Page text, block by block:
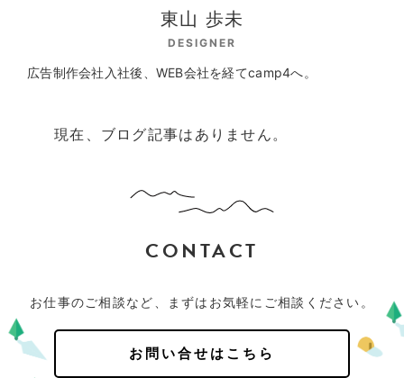
東山 歩未
DESIGNER
広告制作会社入社後、WEB会社を経てcamp4へ。
現在、ブログ記事はありません。
CONTACT
お仕事のご相談など、まずはお気軽にご相談ください。
お問い合せはこちら